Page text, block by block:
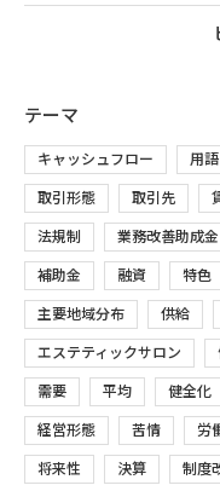
テーマ
キャッシュフロー 用語
取引形態 取引先
法規制 業務改善助成金
補助金 融資 特色
主要地域分布 供給
エステティックサロン
需要 平均 健全化
経営形態 苦情 労
将来性 決算 制度